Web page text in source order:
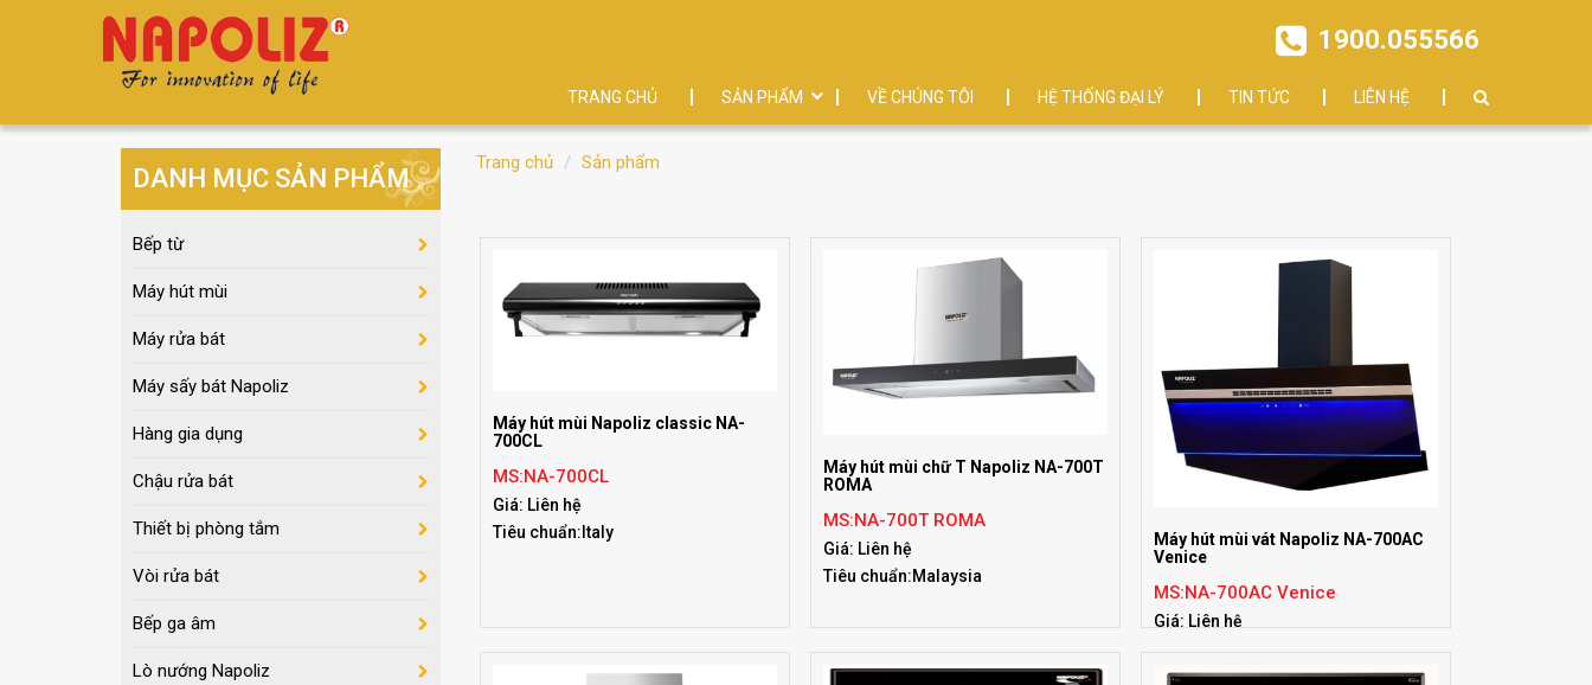
TRANG CHỦ SẢN PHẨM VỀ CHÚNG TÔI HỆ THỐNG ĐẠI LÝ TIN TỨC LIÊN HỆ
1900.055566
Trang chủ Sản phẩm
Máy hút mùi Napoliz classic NA-
700CL
MS:NA-700CL
Giá: Liên hệ
Tiêu chuẩn:Italy
Máy hút mùi chữ T Napoliz NA-700T
ROMA
MS:NA-700T ROMA
Giá: Liên hệ
Tiêu chuẩn:Malaysia
Máy hút mùi vát Napoliz NA-700AC
Venice
MS:NA-700AC Venice
Giá: Liên hệ
Tiêu chuẩn:Malaysia
DANH MỤC SẢN PHẨM
Bếp từ
Máy hút mùi
Máy rửa bát
Máy sấy bát Napoliz
Hàng gia dụng
Chậu rửa bát
Thiết bị phòng tắm
Vòi rửa bát
Bếp ga âm
Lò nướng Napoliz